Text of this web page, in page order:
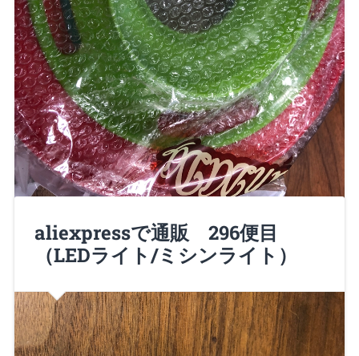
諸君、Nero大佐だ！ 久々に愛猫のおもちゃを買って
みた。 (6.33ドル：70…
Continue Reading →
2018/06/29 0
aliexpressで通販 296便目
（LEDライト/ミシンライト）